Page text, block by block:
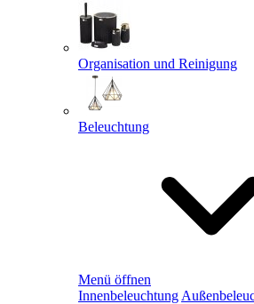
Organisation und Reinigung
Beleuchtung
Menü öffnen
Innenbeleuchtung